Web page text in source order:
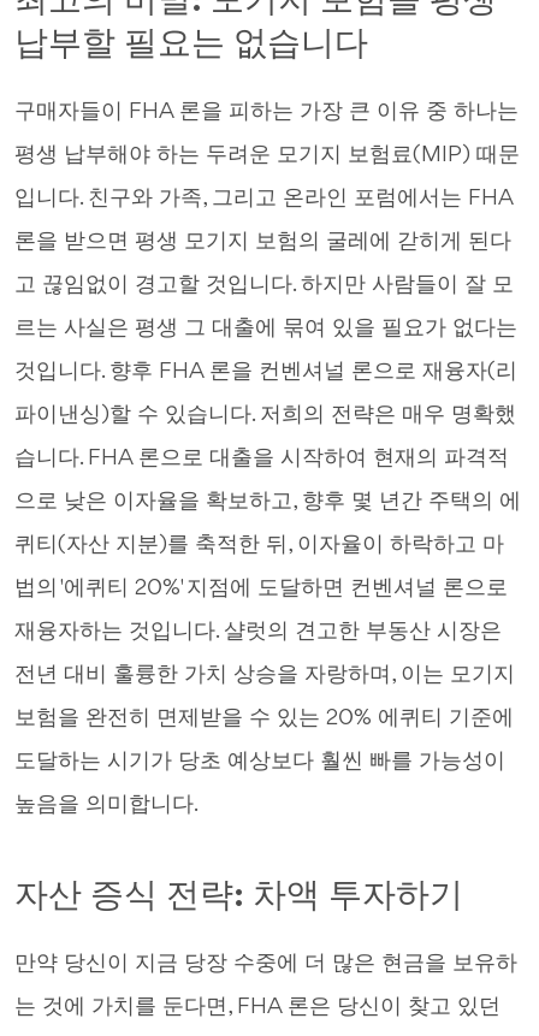
납부할 필요는 없습니다
구매자들이 FHA 론을 피하는 가장 큰 이유 중 하나는
평생 납부해야 하는 두려운 모기지 보험료(MIP) 때문
입니다. 친구와 가족, 그리고 온라인 포럼에서는 FHA
론을 받으면 평생 모기지 보험의 굴레에 갇히게 된다
고 끊임없이 경고할 것입니다. 하지만 사람들이 잘 모
르는 사실은 평생 그 대출에 묶여 있을 필요가 없다는
것입니다. 향후 FHA 론을 컨벤셔널 론으로 재융자(리
파이낸싱)할 수 있습니다. 저희의 전략은 매우 명확했
습니다. FHA 론으로 대출을 시작하여 현재의 파격적
으로 낮은 이자율을 확보하고, 향후 몇 년간 주택의 에
퀴티(자산 지분)를 축적한 뒤, 이자율이 하락하고 마
법의 '에퀴티 20%' 지점에 도달하면 컨벤셔널 론으로
재융자하는 것입니다. 샬럿의 견고한 부동산 시장은
전년 대비 훌륭한 가치 상승을 자랑하며, 이는 모기지
보험을 완전히 면제받을 수 있는 20% 에퀴티 기준에
도달하는 시기가 당초 예상보다 훨씬 빠를 가능성이
높음을 의미합니다.
자산 증식 전략: 차액 투자하기
만약 당신이 지금 당장 수중에 더 많은 현금을 보유하
는 것에 가치를 둔다면, FHA 론은 당신이 찾고 있던